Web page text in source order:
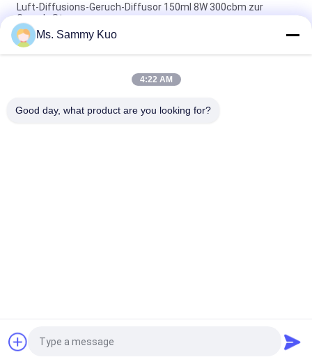
Luft-Diffusions-Geruch-Diffusor 150ml 8W 300cbm zur
Geruch-Steuerung
Badezimmer-Parfüm-Maschine 8W 12V1A 300CBM zur
Geruch-Steuerung
Hotel-Badezimmer 8W 150ml roch Öl-Diffusor-Maschine
Fordern Sie ein Angebot
Ms. Sammy Kuo
4:22 AM
Good day, what product are you looking for?